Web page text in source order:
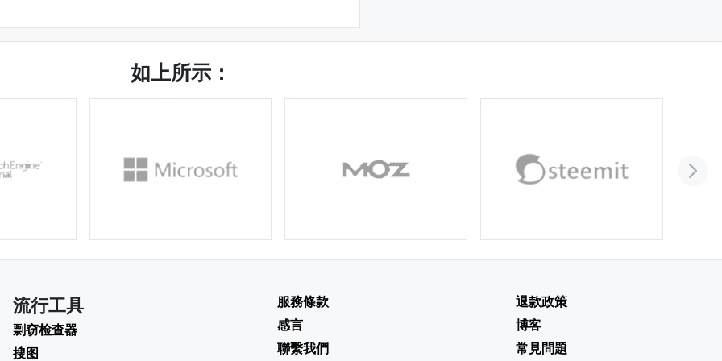
如上所示：
流行工具
剽窃检查器
搜图
服務條款
感言
聯繫我們
退款政策
博客
常見問題